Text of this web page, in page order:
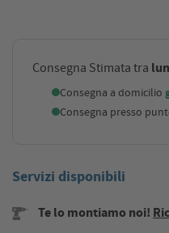
Consegna Stimata tra
Consegna a domicilio
Consegna presso
Servizi disponibili
Te lo montiamo noi!